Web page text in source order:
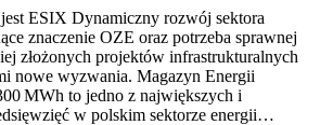
ESIX Dynamiczny rozwój sektora
znaczenie OZE oraz potrzeba sprawnej
złożonych projektów infrastrukturalnych
nowe wyzwania. Magazyn Energii
MWh to jedno z największych i
w polskim sektorze energii…